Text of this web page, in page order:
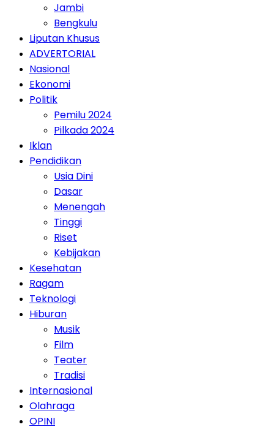
Jambi
Bengkulu
Liputan Khusus
ADVERTORIAL
Nasional
Ekonomi
Politik
Pemilu 2024
Pilkada 2024
Iklan
Pendidikan
Usia Dini
Dasar
Menengah
Tinggi
Riset
Kebijakan
Kesehatan
Ragam
Teknologi
Hiburan
Musik
Film
Teater
Tradisi
Internasional
Olahraga
OPINI